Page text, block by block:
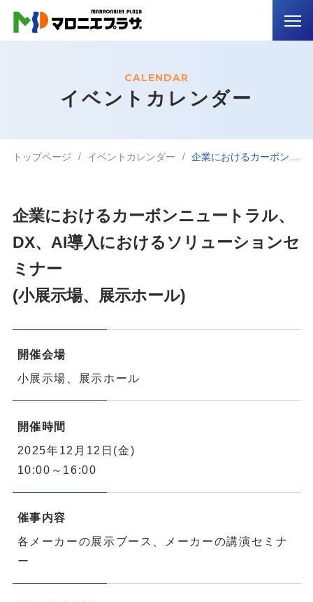
CALENDAR
イベントカレンダー
トップページ イベントカレンダー
企業におけるカーボンニュートラル、
DX、AI導入におけるソリューションセ
ミナー
(小展示場、展示ホール)
開催会場
小展示場、展示ホール
開催時間
2025年12月12日(金)
10:00～16:00
催事内容
各メーカーの展示ブース、メーカーの講演セミナ
ー